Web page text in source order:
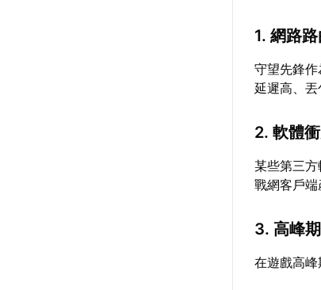
1. 網路
守望先鋒
延遲高、丟
2. 軟體
某些第三
戰網客戶
3. 高峰
在遊戲高峰